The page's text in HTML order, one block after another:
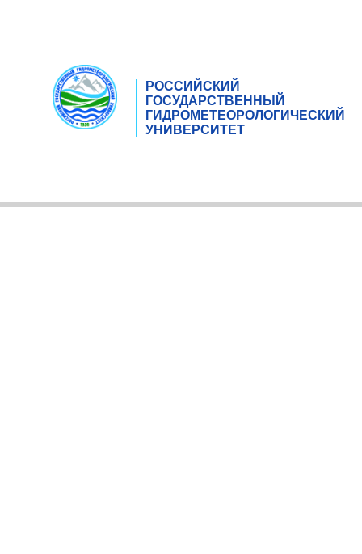
РОССИЙСКИЙ
ГОСУДАРСТВЕННЫЙ
ГИДРОМЕТЕОРОЛОГИЧЕСКИЙ
УНИВЕРСИТЕТ